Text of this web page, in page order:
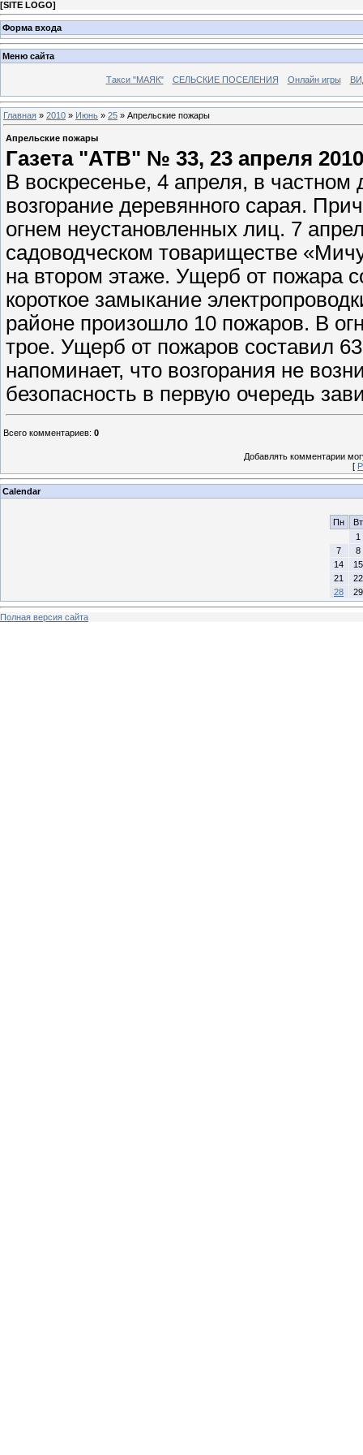
[SITE LOGO]
Форма входа
Меню сайта
Такси "МАЯК" СЕЛЬСКИЕ ПОСЕЛЕНИЯ Онлайн игры
Главная » 2010 » Июнь » 25 » Апрельские пожары
Апрельские пожары
Газета "АТВ" № 33, 23 апреля
В воскресенье, 4 апреля, в
возгорание деревянного сарая.
огнем неустановленных лиц. 7
садоводческом товариществе
на втором этаже. Ущерб от пожара
короткое замыкание
районе произошло 10 пожаров. В
трое. Ущерб от пожаров составил
напоминает, что возгорания не
безопасность в первую очередь
Всего комментариев: 0
Добавлять комментарии
[
Calendar
Пн
Вт
1
7
8
14
15
21
22
28
29
Полная версия сайта